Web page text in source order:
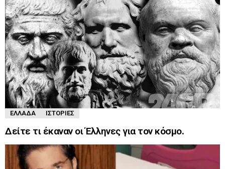
ΕΛΛΆΔΑ ΙΣΤΟΡΊΕΣ
Δείτε τι έκαναν οι Έλληνες για τον κόσμο.